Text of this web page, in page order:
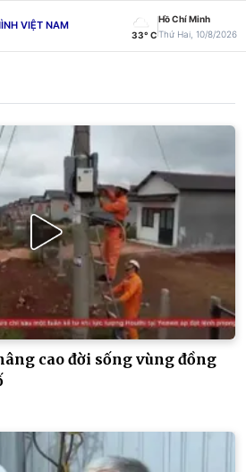
VIỆT NAM
33° C
Hồ Chí Minh
Thứ Hai, 10/8/2026
cao đời sống vùng đồng